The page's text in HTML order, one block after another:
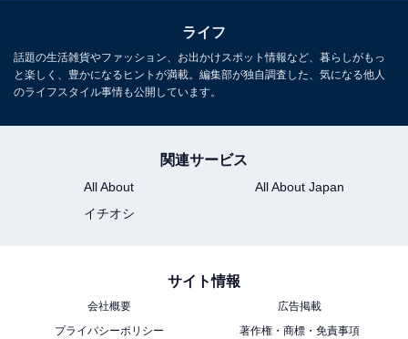
後を向くとリラックマの背中にファスナーが……！
キャラバンツアーでは、環境に配慮した素材を使ったグ
ライフ
話題の生活雑貨やファッション、お出かけスポット情報など、暮らしがもっ
と楽しく、豊かになるヒントが満載。編集部が独自調査した、気になる他人
のライフスタイル事情も公開しています。
関連サービス
All About
All About Japan
イチオシ
サイト情報
会社概要
広告掲載
プライバシーポリシー
著作権・商標・免責事項